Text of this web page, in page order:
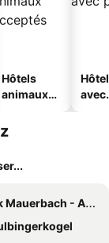
Hôtels
animaux
avec
- Adults only